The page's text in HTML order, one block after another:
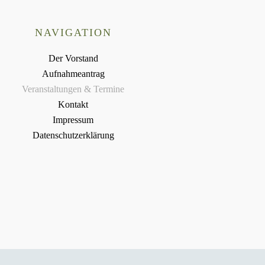
NAVIGATION
Der Vorstand
Aufnahmeantrag
Veranstaltungen & Termine
Kontakt
Impressum
Datenschutzerklärung